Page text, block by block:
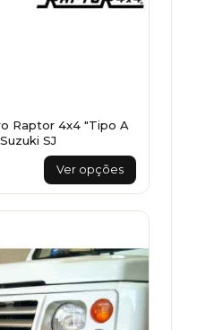
Raptor 4x4 "Tipo A
SJ
Ver opções
This
product
has
multiple
The
options
may
be
chosen